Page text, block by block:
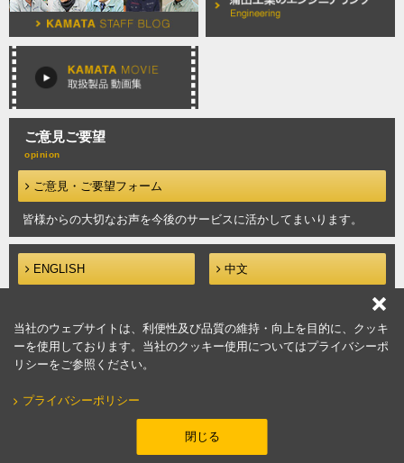
ご意見ご要望
ご意見・ご要望フォーム
皆様からの大切なお声を今後のサービスに活かしてまいります。
ENGLISH 中文
Copyright (c)Kamata Industry Co.,ltd.
このサイトについて
閉じる
当社のウェブサイトは、利便性及び品質の維持・向上を目的に、クッキ
ーを使用しております。当社のクッキー使用についてはプライバシーポ
リシーをご参照ください。
プライバシーポリシー